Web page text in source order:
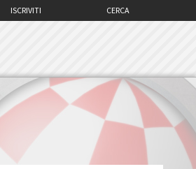
CERCA
ISCRIVITI